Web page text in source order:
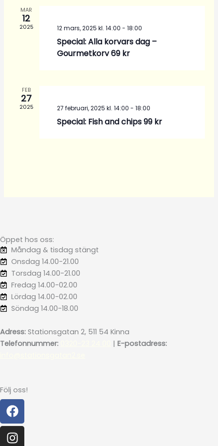
MAR
12
2025 12 mars, 2025 kl. 14:00 - 18:00
Special: Alla korvars dag –
Gourmetkorv 69 kr
FEB
27
2025 27 februari, 2025 kl. 14:00 - 18:00
Special: Fish and chips 99 kr
Öppet hos oss:
Måndag & tisdag stängt
Onsdag 14.00-21.00
Torsdag 14.00-21.00
Fredag 14.00-02.00
Lördag 14.00-02.00
Söndag 14.00-18.00
Adress: Stationsgatan 2, 511 54 Kinna
Telefonnummer:
| E-postadress:
Följ oss!
Facebook
Instagram